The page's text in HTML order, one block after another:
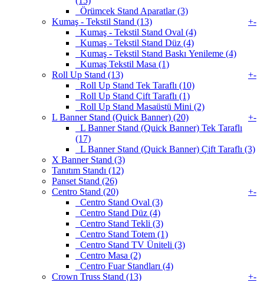
Örümcek Stand Aparatlar (3)
Kumaş - Tekstil Stand (13)
+-
Kumaş - Tekstil Stand Oval (4)
Kumaş - Tekstil Stand Düz (4)
Kumaş - Tekstil Stand Baskı Yenileme (4)
Kumaş Tekstil Masa (1)
Roll Up Stand (13)
+-
Roll Up Stand Tek Taraflı (10)
Roll Up Stand Çift Taraflı (1)
Roll Up Stand Masaüstü Mini (2)
L Banner Stand (Quick Banner) (20)
+-
L Banner Stand (Quick Banner) Tek Taraflı
(17)
L Banner Stand (Quick Banner) Çift Taraflı (3)
X Banner Stand (3)
Tanıtım Standı (12)
Panset Stand (26)
Centro Stand (20)
+-
Centro Stand Oval (3)
Centro Stand Düz (4)
Centro Stand Tekli (3)
Centro Stand Totem (1)
Centro Stand TV Üniteli (3)
Centro Masa (2)
Centro Fuar Standları (4)
Crown Truss Stand (13)
+-